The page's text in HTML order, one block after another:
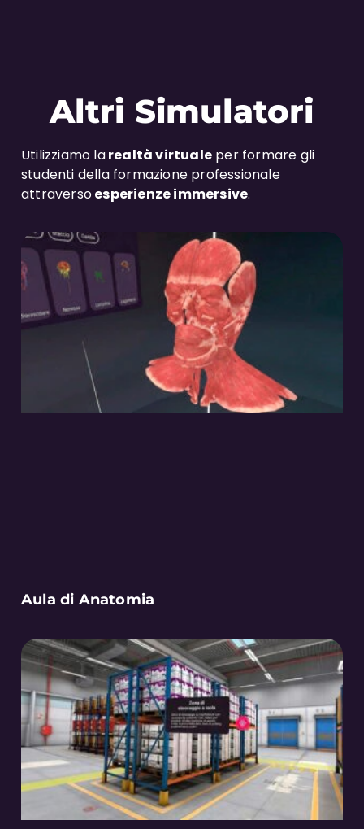
Altri Simulatori
Utilizziamo larealtà virtuale per formare gli
studenti della formazione professionale
attraversoesperienze immersive.
Aula di Anatomia